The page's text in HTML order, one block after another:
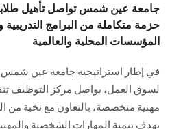
جامعة عين شمس تواصل تأهيل
حزمة متكاملة من البرامج
المؤسسات المحلية والعالمية
في إطار استراتيجية جامعة عين شمس،
لسوق العمل، يواصل مركز التوظيف
مهنية متخصصة، بالتعاون مع نخبة من
بهدف تنمية المهارات الشخصية